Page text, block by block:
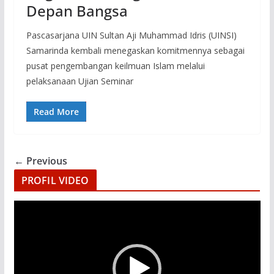
Depan Bangsa
Pascasarjana UIN Sultan Aji Muhammad Idris (UINSI)
Samarinda kembali menegaskan komitmennya sebagai
pusat pengembangan keilmuan Islam melalui
pelaksanaan Ujian Seminar
Read More
← Previous
PROFIL VIDEO